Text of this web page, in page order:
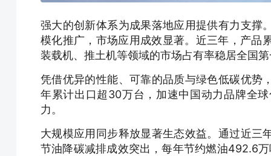
强大的创新体系为成果落地应用提供有力支撑
模化推广，市场应用成效显著。近三年，产品
装载机、推土机等领域的市场占有率稳居全国
凭借优异的性能、可靠的品质与绿色低碳优势
年累计出口超30万台，加速中国动力品牌全
力。
大规模应用同步释放显著生态效益。通过近三
节油降碳减排成效突出，每年节约燃油492.6